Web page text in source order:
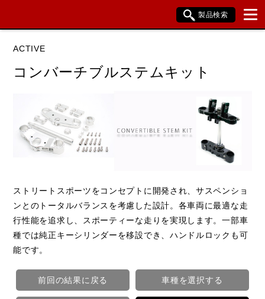
製品検索
HONDA
ACTIVE
コンバーチブルステムキット
ストリートスポーツをコンセプトに開発され、サスペンショ
ンとのトータルバランスを考慮した設計。各車両に最適な走
行性能を追求し、スポーティーな走りを実現します。一部車
種では純正キーシリンダーを移設でき、ハンドルロックも可
能です。
前回の結果に戻る 車種を選択する